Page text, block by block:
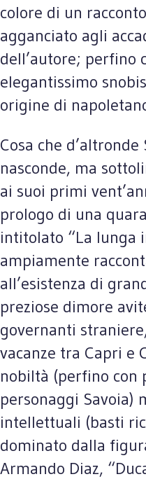
colore di un
agganciato agli
dell’autore; perfino
elegantissimo
origine di
Cosa che
nasconde, ma
ai suoi primi
prologo di una
intitolato “La lunga
ampiamente
all’esistenza di
preziose dimore
governanti
vacanze tra Capri e
nobiltà (perfino con
personaggi Savoia)
intellettuali (basti
dominato dalla
Armando Diaz,